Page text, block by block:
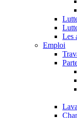
Les
Emploi